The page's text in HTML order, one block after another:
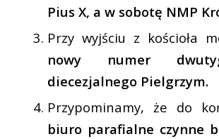
Pius X, a w sobotę NMP
Przy wyjściu z kościoła
nowy numer
diecezjalnego Pielgrzym.
Przypominamy, że do
biuro parafialne czynne